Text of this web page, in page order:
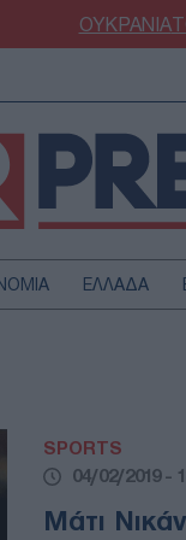
ΟΥΚΡΑΝΙΑ
ΕΛΛΑΔΑ
SPORTS
04/02/2019 -
Μάτι